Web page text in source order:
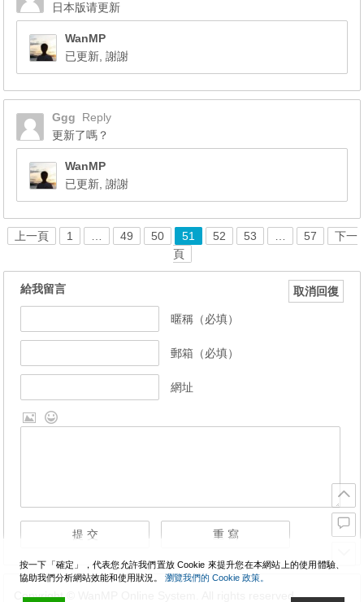
日本版请更新
WanMP
已更新, 謝謝
Ggg
Reply
更新了嗎？
WanMP
已更新, 謝謝
上一頁 1 49 50 51 52 53 57
下一
頁
給我留言 取消回復
暱稱（必填）
郵箱（必填）
網址
Copyright © WanMP Online System. All rights reserved.
按一下「確定」，代表您允許我們置放 Cookie 來提升您在本網站上的使用體驗、
協助我們分析網站效能和使用狀況。 瀏覽我們的 Cookie 政策。